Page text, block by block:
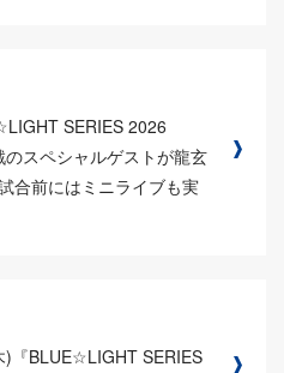
SERIES 2026
スペシャルゲストが龍玄
合前にはミニライブも実
『BLUE☆LIGHT SERIES